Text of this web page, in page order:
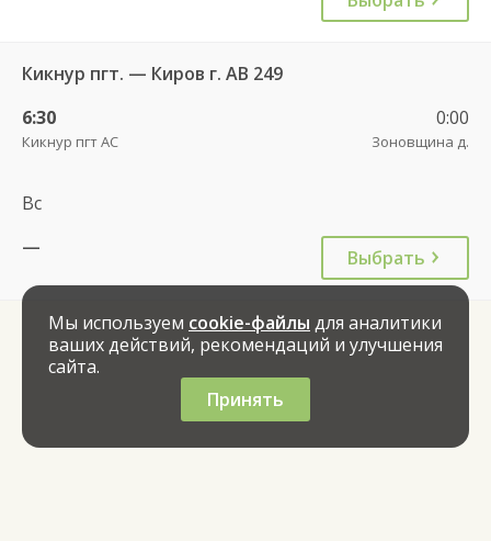
Кикнур пгт. — Киров г. АВ 249
6:30
Кикнур пгт АС
0:00
Зоновщина д.
Вс
—
Выбрать
Мы используем cookie-файлы для аналитики
ваших действий, рекомендаций и улучшения
сайта.
Принять